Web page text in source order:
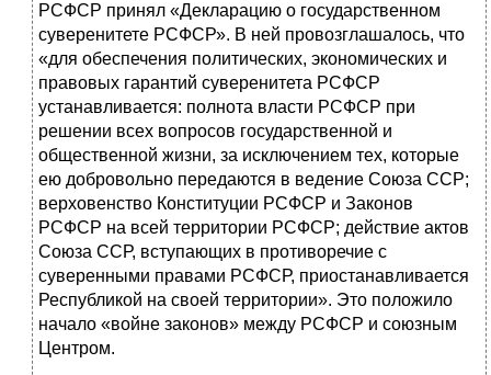
РСФСР принял «Декларацию о государственном
суверенитете РСФСР». В ней провозглашалось, что
«для обеспечения политических, экономических и
правовых гарантий суверенитета РСФСР
устанавливается: полнота власти РСФСР при
решении всех вопросов государственной и
общественной жизни, за исключением тех, которые
ею добровольно передаются в ведение Союза ССР;
верховенство Конституции РСФСР и Законов
РСФСР на всей территории РСФСР; действие актов
Союза ССР, вступающих в противоречие с
суверенными правами РСФСР, приостанавливается
Республикой на своей территории». Это положило
начало «войне законов» между РСФСР и союзным
Центром.